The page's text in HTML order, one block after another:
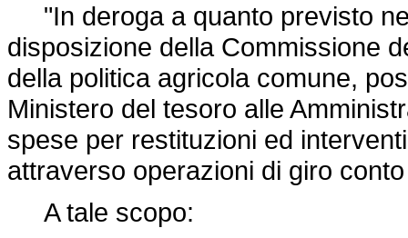
"In deroga a quanto previsto
disposizione della Commissione
della politica agricola comune,
Ministero del tesoro alle
spese per restituzioni ed
attraverso operazioni di giro
A tale scopo: